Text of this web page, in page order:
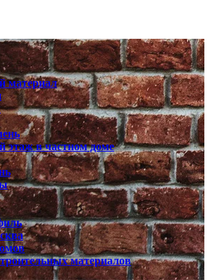
материал
этаж в частном доме
материалов